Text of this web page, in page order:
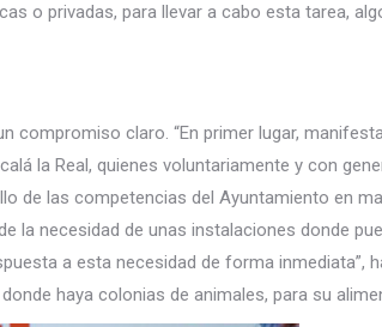
o privadas, para llevar a cabo esta tarea,
compromiso claro. “En primer lugar,
la Real, quienes voluntariamente y con
de las competencias del Ayuntamiento en
la necesidad de unas instalaciones donde
a esta necesidad de forma
haya colonias de animales, para su